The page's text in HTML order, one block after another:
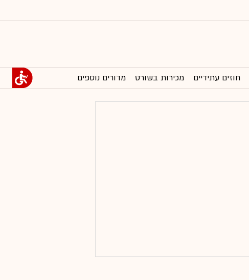
חוזים עתידיים מכירות בשורט מדורים נוספים